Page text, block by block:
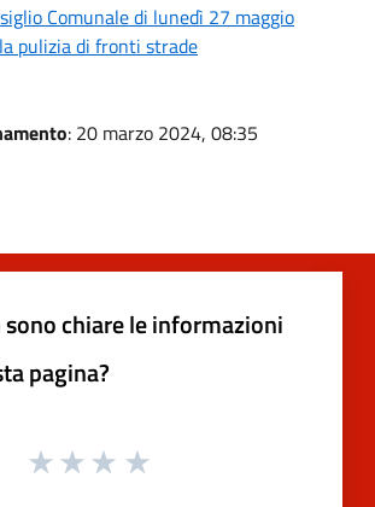
Comunale di lunedì 27 maggio
pulizia di fronti strade
: 20 marzo 2024, 08:35
sono chiare le informazioni
pagina?